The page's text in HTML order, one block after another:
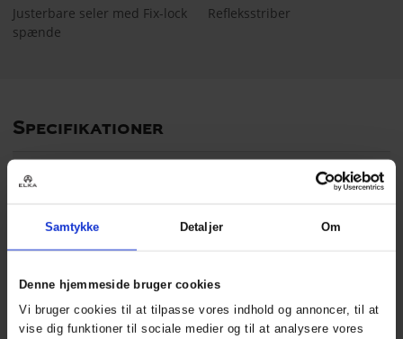
Samtykke Detaljer Om
Denne hjemmeside bruger cookies
Vi bruger cookies til at tilpasse vores indhold og annoncer, til at
vise dig funktioner til sociale medier og til at analysere vores
Justerbare seler med Fix-lock
spænde
Refleksstriber
Specifikationer
Forstærkning
i skridtet,
Industri
Byggeri &
Europe